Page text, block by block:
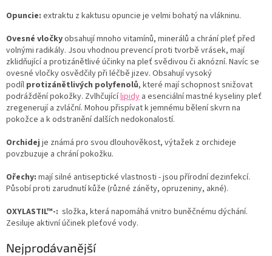
Opuncie: extraktu z kaktusu opuncie je velmi bohatý na vlákninu.
Ovesné vločkyobsahují mnoho vitamínů, minerálů a chrání pleť před
volnými radikály. Jsou vhodnou prevencí proti tvorbě vrásek, mají
zklidňující a protizánětlivé účinky na pleť svědivou či aknózní. Navíc se
ovesné vločky osvědčily při léčbě jizev. Obsahují vysoký
podíl protizánětlivých polyfenolů, které mají schopnost snižovat
podráždění pokožky. Zvlhčujícílipidy a esenciální mastné kyseliny pleť
zregenerují a zvláční. Mohou přispívat k jemnému bělení skvrn na
pokožce a k odstranění dalších nedokonalostí.
Orchidej je známá pro svou dlouhověkost, výtažek z orchideje
povzbuzuje a chrání pokožku.
Ořechy: mají silné antiseptické vlastnosti - jsou přírodní dezinfekcí.
Působí proti zarudnutí kůže (různé záněty, opruzeniny, akné).
OXYLASTIL™-: složka, která napomáhá vnitro buněčnému dýchání.
Zesiluje aktivní účinek pleťové vody.
Nejprodávanější